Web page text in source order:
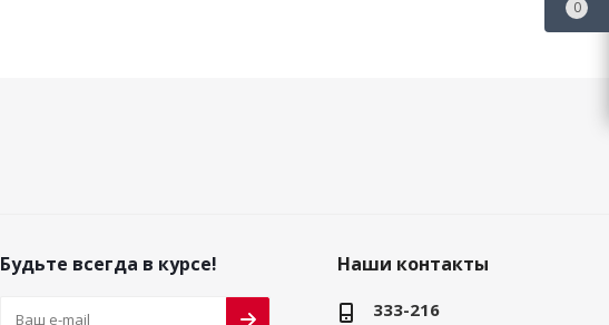
Будьте всегда в курсе! Наши контакты
333-216
0